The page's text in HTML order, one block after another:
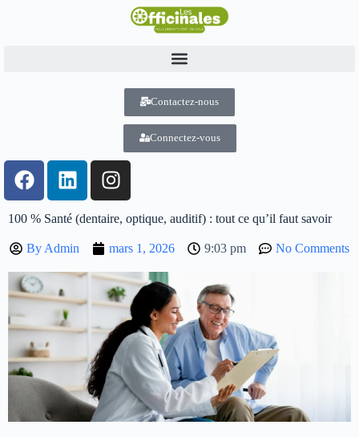
Contactez-nous
Connectez-vous
100 % Santé (dentaire, optique, auditif) : tout ce qu’il faut savoir
By Admin mars 1, 2026 9:03 pm No Comments